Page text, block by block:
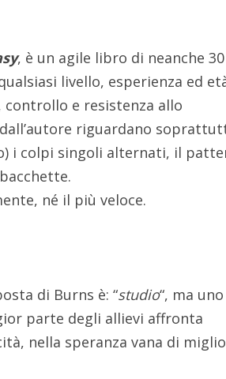
, è un agile libro di neanche 30
livello, esperienza ed
e resistenza allo
riguardano
i colpi singoli alternati, il
né il più veloce.
di Burns è: “studio“, ma uno
parte degli allievi affronta
nella speranza vana di